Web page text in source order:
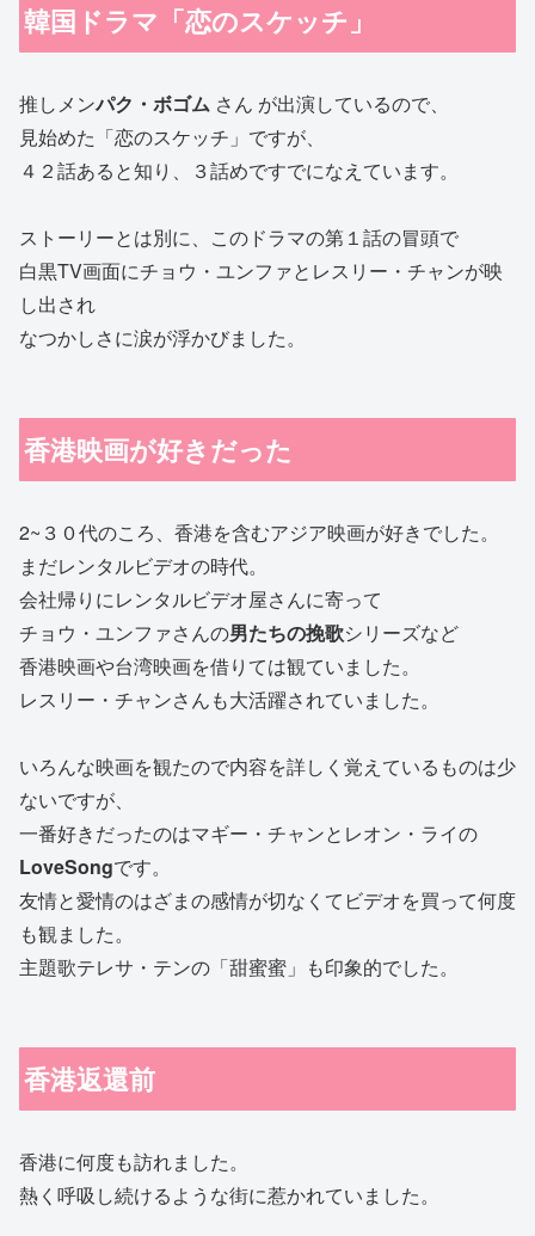
韓国ドラマ「恋のスケッチ」
推しメンパク・ボゴム さん が出演しているので、
見始めた「恋のスケッチ」ですが、
４２話あると知り、３話めですでになえています。
ストーリーとは別に、このドラマの第１話の冒頭で
白黒TV画面にチョウ・ユンファとレスリー・チャンが映
し出され
なつかしさに涙が浮かびました。
香港映画が好きだった
2~３０代のころ、香港を含むアジア映画が好きでした。
まだレンタルビデオの時代。
会社帰りにレンタルビデオ屋さんに寄って
チョウ・ユンファさんの男たちの挽歌シリーズなど
香港映画や台湾映画を借りては観ていました。
レスリー・チャンさんも大活躍されていました。
いろんな映画を観たので内容を詳しく覚えているものは少
ないですが、
一番好きだったのはマギー・チャンとレオン・ライの
LoveSongです。
友情と愛情のはざまの感情が切なくてビデオを買って何度
も観ました。
主題歌テレサ・テンの「甜蜜蜜」も印象的でした。
香港返還前
香港に何度も訪れました。
熱く呼吸し続けるような街に惹かれていました。